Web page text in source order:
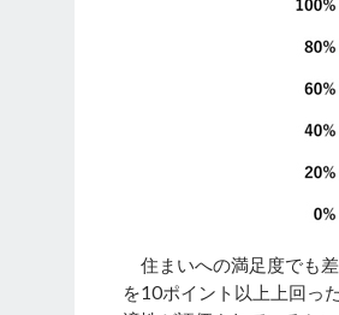
住まいへの満足度でも
を10ポイント以上上回っ